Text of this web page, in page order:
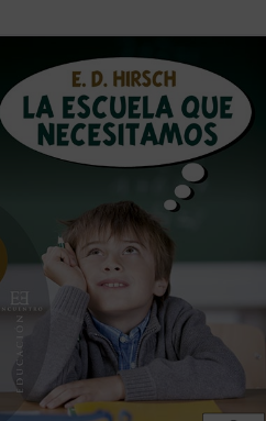
Por primera vez traducido al español,
escuela que necesitamoses un libro
absolutamente contracorriente. Con
argumentos fundamentados en los más
relevantes estudios científicos y en su
amplísimo bagaje cultural, literario,